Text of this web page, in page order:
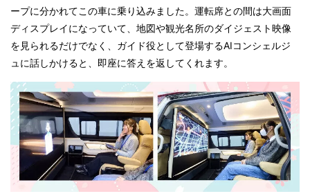
ープに分かれてこの車に乗り込みました。運転席との間は大画面
ディスプレイになっていて、地図や観光名所のダイジェスト映像
を見られるだけでなく、ガイド役として登場するAIコンシェルジ
ュに話しかけると、即座に答えを返してくれます。